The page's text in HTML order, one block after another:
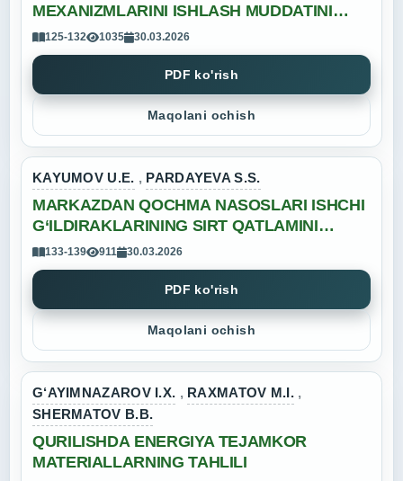
MEXANIZMLARINI ISHLASH MUDDATINI
OSHIRISHDA RESURSTEJAMKOR
KONSTRUKSIYASINI ISHLAB CHIQISH VA
HISOBLASH USULLARI
125-132 1035 30.03.2026
PDF ko'rish
Maqolani ochish
KAYUMOV U.E. , PARDAYEVA S.S.
MARKAZDAN QOCHMA NASOSLARI ISHCHI
G‘ILDIRAKLARINING SIRT QATLAMINI
FUNKSIONAL QOPLAMALAR BILAN
MUSTAHKAMLASH ORQALI GIDROABRAZIV
YEDIRILISHGA CHIDAMLILIGINI OSHIRISH
133-139 911 30.03.2026
PDF ko'rish
Maqolani ochish
G‘AYIMNAZAROV I.X. , RAXMATOV M.I. ,
SHERMATOV B.B.
QURILISHDA ENERGIYA TEJAMKOR
MATERIALLARNING TAHLILI